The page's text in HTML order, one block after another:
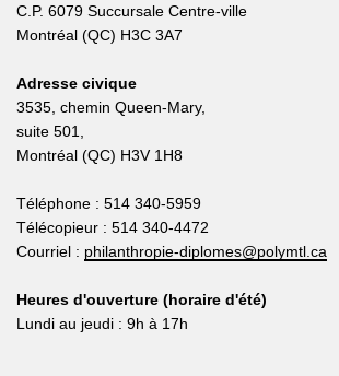
C.P. 6079 Succursale Centre-ville
Montréal (QC) H3C 3A7
Adresse civique
3535, chemin Queen-Mary,
suite 501,
Montréal (QC) H3V 1H8
Téléphone : 514 340-5959
Télécopieur : 514 340-4472
Courriel : philanthropie-diplomes@polymtl.ca
Heures d'ouverture (horaire d'été)
Lundi au jeudi : 9h à 17h